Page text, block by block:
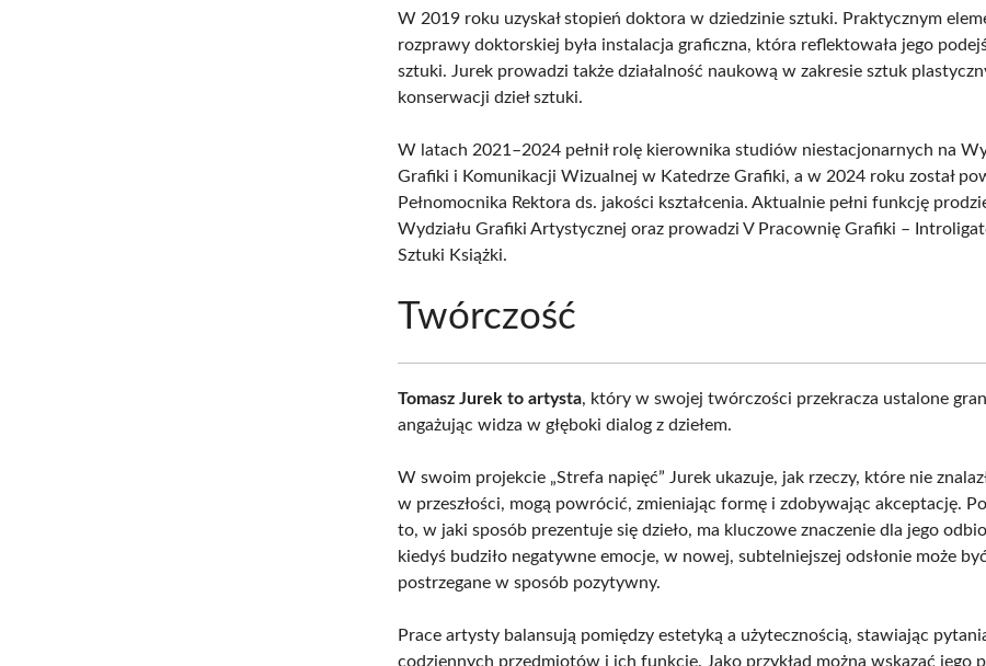
W 2019 roku uzyskał stopień doktora w dziedzinie sztuki. Praktycznym
rozprawy doktorskiej była instalacja graficzna, która reflektowała jego
sztuki. Jurek prowadzi także działalność naukową w zakresie sztuk
konserwacji dzieł sztuki.
W latach 2021–2024 pełnił rolę kierownika studiów niestacjonarnych na
Grafiki i Komunikacji Wizualnej w Katedrze Grafiki, a w 2024 roku został
Pełnomocnika Rektora ds. jakości kształcenia. Aktualnie pełni funkcję
Wydziału Grafiki Artystycznej oraz prowadzi V Pracownię Grafiki –
Sztuki Książki.
Twórczość
Tomasz Jurek to artysta, który w swojej twórczości przekracza ustalone
angażując widza w głęboki dialog z dziełem.
W swoim projekcie „Strefa napięć” Jurek ukazuje, jak rzeczy, które nie
w przeszłości, mogą powrócić, zmieniając formę i zdobywając akceptację.
to, w jaki sposób prezentuje się dzieło, ma kluczowe znaczenie dla jego
kiedyś budziło negatywne emocje, w nowej, subtelniejszej odsłonie może być
postrzegane w sposób pozytywny.
Prace artysty balansują pomiędzy estetyką a użytecznością, stawiając
codziennych przedmiotów i ich funkcje. Jako przykład można wskazać jego